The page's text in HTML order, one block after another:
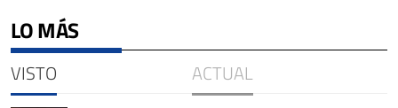
LO MÁS
VISTO ACTUAL